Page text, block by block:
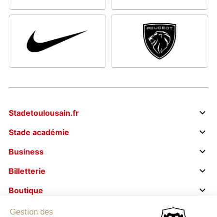
Gestion des
Stadetoulousain.fr
Stade académie
Business
Billetterie
Boutique
Le stade s’engage